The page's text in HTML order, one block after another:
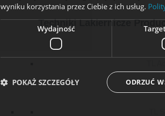
Techniki Lakiernicze
wyniku korzystania przez Ciebie z ich usług.
Wydajność
ODRZUĆ
POKAŻ SZCZEGÓŁY